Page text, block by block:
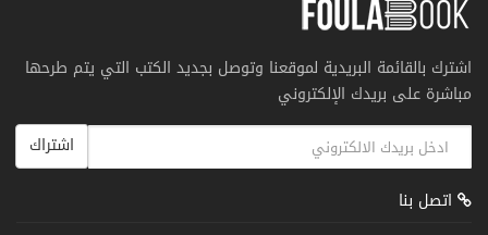
اشترك بالقائمة البريدية لموقعنا وتوصل بجديد الكتب التي يتم طرحها
مباشرة على بريدك الإلكتروني
اشتراك
اتصل بنا